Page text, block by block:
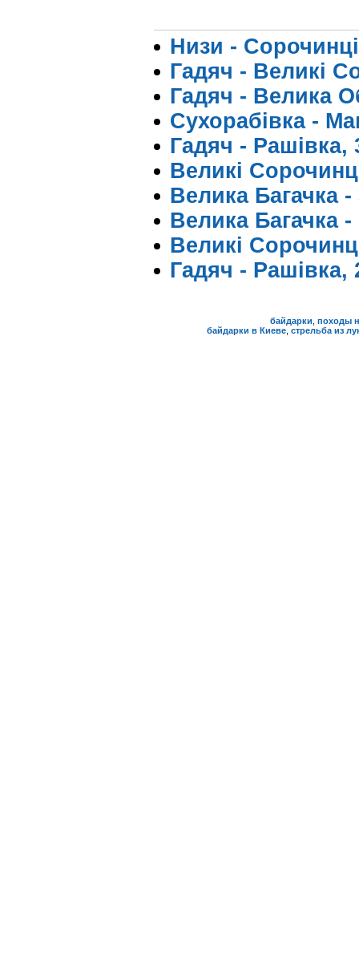
Низи -
Гадяч - Великі
Гадяч - Велика
Сухорабівка -
Гадяч - Рашівка,
Великі
Велика Багачка -
Велика Багачка -
Великі
Гадяч - Рашівка,
байдарки походы
байдарки в Киеве, стрельба из